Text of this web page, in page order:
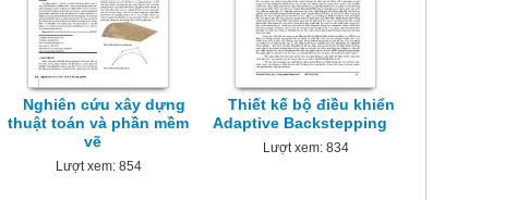
Nghiên cứu xây dựng
thuật toán và phần mềm
vẽ
Lượt xem: 854
Thiết kế bộ điều khiển
Adaptive Backstepping
Lượt xem: 834